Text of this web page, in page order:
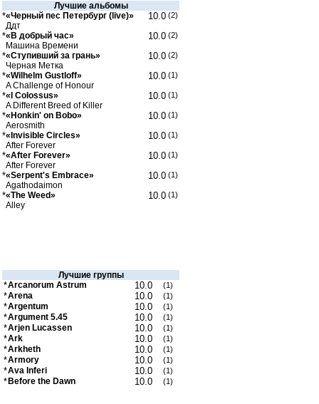
Лучшие альбомы
*«Черный пес Петербург (live)»
Ддт
10.0 (2)
*«В добрый час»
Машина Времени
10.0 (2)
*«Ступивший за грань»
Черная Метка
10.0 (2)
*«Wilhelm Gustloff»
A Challenge of Honour
10.0 (1)
*«I Colossus»
A Different Breed of Killer
10.0 (1)
*«Honkin' on Bobo»
Aerosmith
10.0 (1)
*«Invisible Circles»
After Forever
10.0 (1)
*«After Forever»
After Forever
10.0 (1)
*«Serpent's Embrace»
Agathodaimon
10.0 (1)
*«The Weed»
Alley
10.0 (1)
Лучшие группы
*Arcanorum Astrum 10.0 (1)
*Arena 10.0 (1)
*Argentum 10.0 (1)
*Argument 5.45 10.0 (1)
*Arjen Lucassen 10.0 (1)
*Ark 10.0 (1)
*Arkheth 10.0 (1)
*Armory 10.0 (1)
*Ava Inferi 10.0 (1)
* Before the Dawn 10.0 (1)